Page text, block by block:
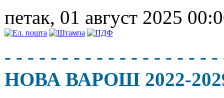
петак, 01 август 2025
- - - - - - - - - - - - - - - -
НОВА ВАРОШ 2022-